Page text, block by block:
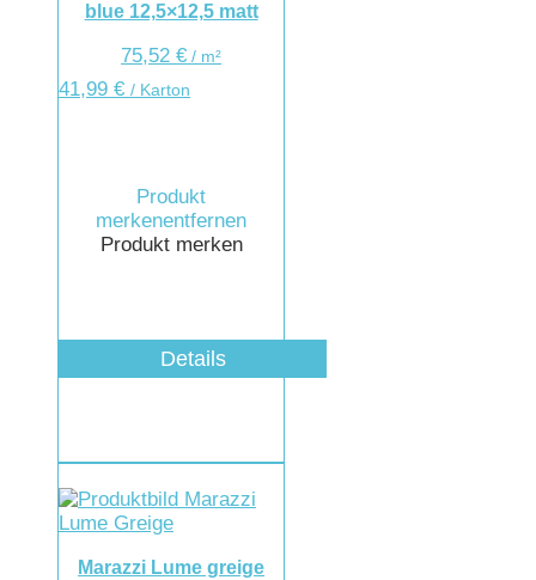
blue 12,5×12,5 matt
75,52€ / m²
41,99 € / Karton
Produkt
merkenentfernen
Produkt merken
Details
Marazzi Lume greige